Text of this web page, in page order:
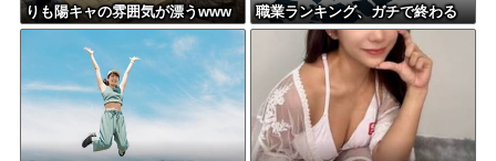
りも陽キャの雰囲気が漂うwww
wwww
職業ランキング、ガチで終わる